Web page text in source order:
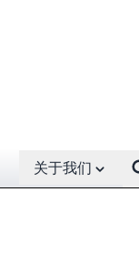
Open About menu
关于我们